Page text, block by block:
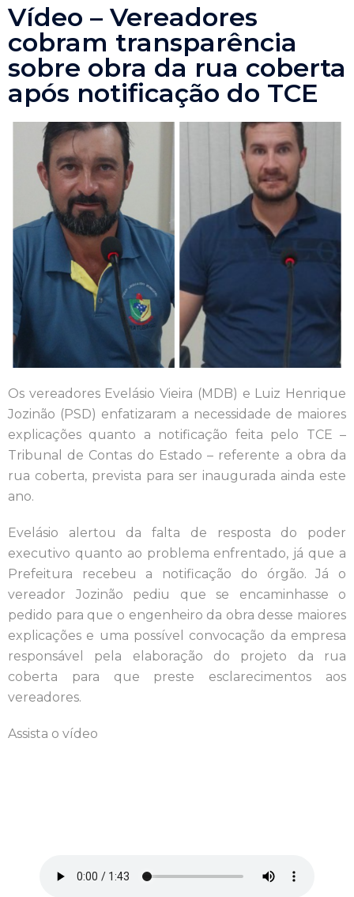
Vídeo – Vereadores
cobram transparência
sobre obra da rua coberta
após notificação do TCE
Os vereadores Evelásio Vieira (MDB) e Luiz Henrique
Jozinão (PSD) enfatizaram a necessidade de maiores
explicações quanto a notificação feita pelo TCE –
Tribunal de Contas do Estado – referente a obra da
rua coberta, prevista para ser inaugurada ainda este
ano.
Evelásio alertou da falta de resposta do poder
executivo quanto ao problema enfrentado, já que a
Prefeitura recebeu a notificação do órgão. Já o
vereador Jozinão pediu que se encaminhasse o
pedido para que o engenheiro da obra desse maiores
explicações e uma possível convocação da empresa
responsável pela elaboração do projeto da rua
coberta para que preste esclarecimentos aos
vereadores.
Assista o vídeo